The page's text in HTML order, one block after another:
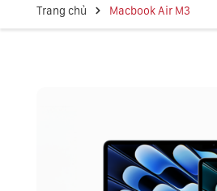
Trang chủ Macbook Air M3